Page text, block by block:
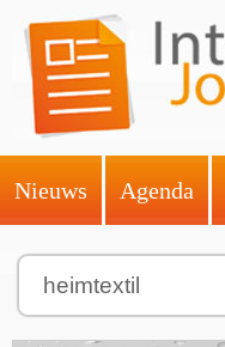
Nieuws Agenda